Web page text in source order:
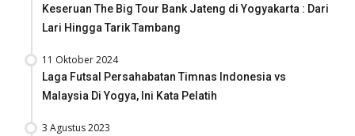
Keseruan The Big Tour Bank Jateng di Yogyakarta : Dari
Lari Hingga Tarik Tambang
11 Oktober 2024
Laga Futsal Persahabatan Timnas Indonesia vs
Malaysia Di Yogya, Ini Kata Pelatih
3 Agustus 2023